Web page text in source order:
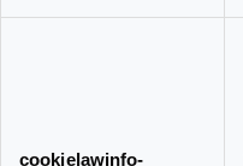
cookielawinfo-